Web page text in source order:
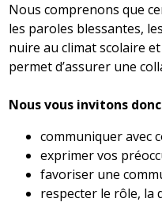
Nous comprenons que
les paroles blessantes,
nuire au climat scolaire
permet d’assurer une
Nous vous invitons
communiquer avec
exprimer vos
favoriser une
respecter le rôle, la